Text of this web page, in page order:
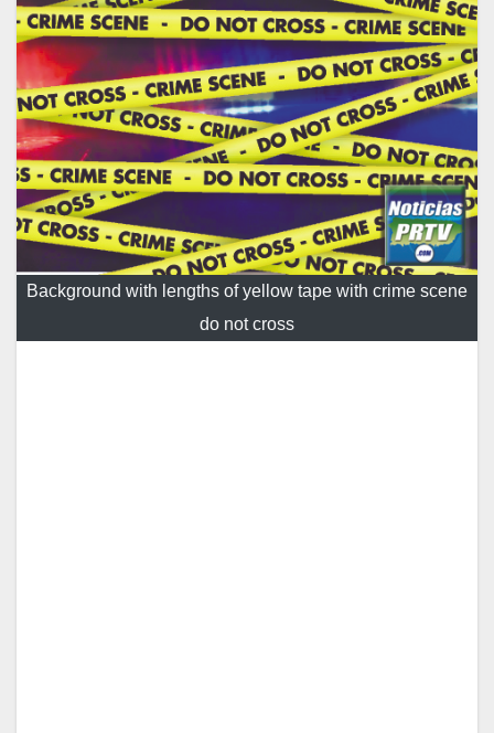
Background with lengths of yellow tape with crime scene
do not cross